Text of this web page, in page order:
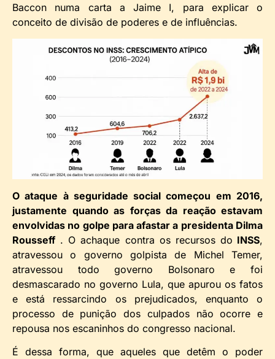
Baccon numa carta a Jaime I, para explicar o
conceito de divisão de poderes e de influências.
O ataque à seguridade social começou em 2016,
justamente quando as forças da reação estavam
envolvidas no golpe para afastar a presidenta Dilma
Rousseff. O achaque contra os recursos do INSS,
atravessou o governo golpista de Michel Temer,
atravessou todo governo Bolsonaro e foi
desmascarado no governo Lula, que apurou os fatos
e está ressarcindo os prejudicados, enquanto o
processo de punição dos culpados não ocorre e
repousa nos escaninhos do congresso nacional.
É dessa forma, que aqueles que detêm o poder